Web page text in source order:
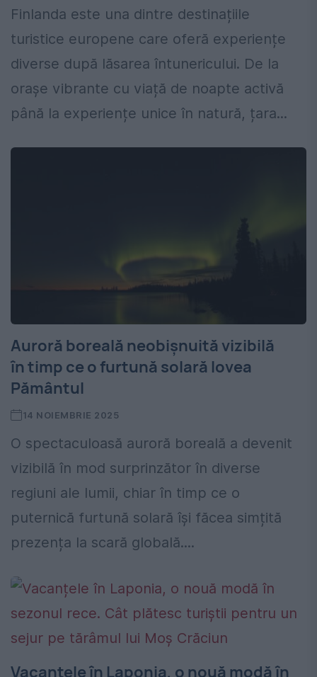
Finlanda este una dintre destinațiile
turistice europene care oferă experiențe
diverse după lăsarea întunericului. De la
orașe vibrante cu viață de noapte activă
până la experiențe unice în natură, țara...
Auroră boreală neobișnuită vizibilă
în timp ce o furtună solară lovea
Pământul
14 NOIEMBRIE 2025
O spectaculoasă auroră boreală a devenit
vizibilă în mod surprinzător în diverse
regiuni ale lumii, chiar în timp ce o
puternică furtună solară își făcea simțită
prezența la scară globală....
Vacanțele în Laponia, o nouă modă în